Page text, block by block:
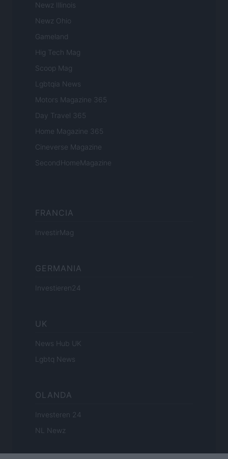
Newz Illinois
Newz Ohio
Gameland
Hig Tech Mag
Scoop Mag
Lgbtqia News
Motors Magazine 365
Day Travel 365
Home Magazine 365
Cineverse Magazine
SecondHomeMagazine
FRANCIA
InvestirMag
GERMANIA
Investieren24
UK
News Hub UK
Lgbtq News
OLANDA
Investeren 24
NL Newz